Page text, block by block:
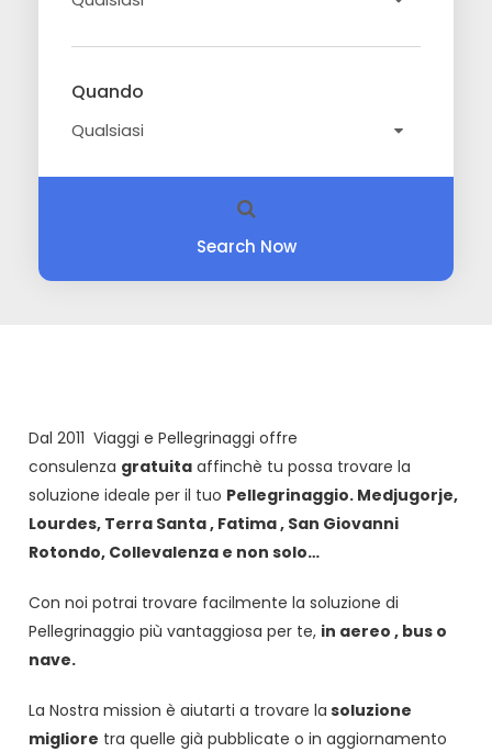
Quando
Search Now
Dal 2011 Viaggi e Pellegrinaggi offre
consulenza gratuita affinchè tu possa trovare la
soluzione ideale per il tuo Pellegrinaggio. Medjugorje,
Lourdes, Terra Santa , Fatima , San Giovanni
Rotondo, Collevalenza e non solo…
Con noi potrai trovare facilmente la soluzione di
Pellegrinaggio più vantaggiosa per te, in aereo , bus o
nave.
La Nostra mission è aiutarti a trovare la soluzione
migliore tra quelle già pubblicate o in aggiornamento